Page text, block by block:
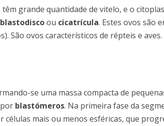
grande quantidade de vitelo, e o
blastodiscoou cicatrícula. Estes ovos são
São ovos característicos de répteis e aves.
se uma massa compacta de
blastómeros. Na primeira fase da
células mais ou menos esféricas, que